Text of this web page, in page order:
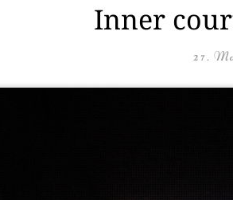
Inner
27.